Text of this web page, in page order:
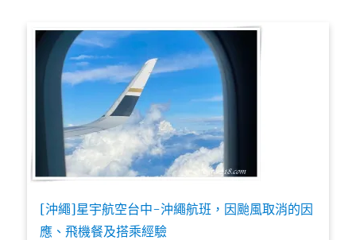
[沖繩]星宇航空台中-沖繩航班，因颱風取消的因
應、飛機餐及搭乘經驗